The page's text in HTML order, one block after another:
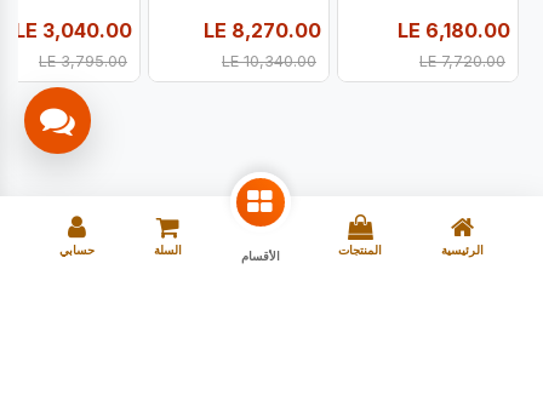
6,180.00
7,720.00
LE
8,270.00
10,340.00
LE
3,040.00
3,795.00
LE
الرئيسية المنتجات الأقسام السلة حسابي